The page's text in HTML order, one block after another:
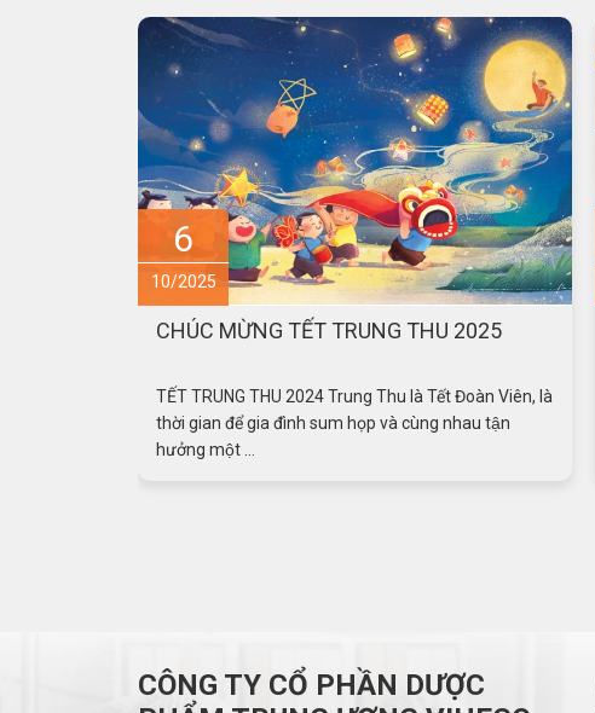
15
09/2025
VIHECO THƯỜNG XUYÊN CẬP NHẬT XU
VIHECO THƯỜNG XUYÊN CẬP NHẬT XU THẾ SẢN
XUẤT TPBVSK MỚI NHẤT Viheco luôn hướng đến
mục tiêu phát triển bằng những ...
CÔNG TY CỔ PHẦN DƯỢC